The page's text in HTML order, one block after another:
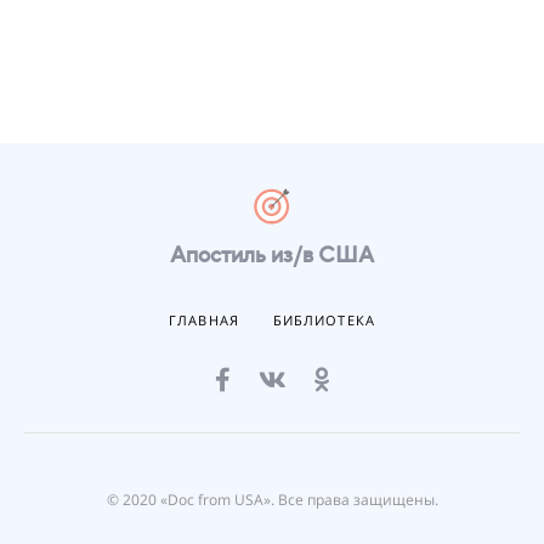
Апостиль из/в США
ГЛАВНАЯ БИБЛИОТЕКА
© 2020 «Doc from USA». Все права защищены.